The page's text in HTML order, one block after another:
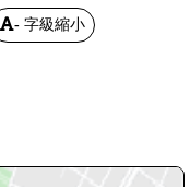
- 字級縮小